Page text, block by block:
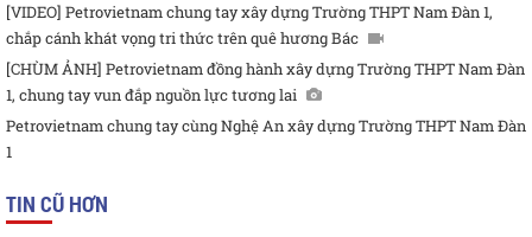
[VIDEO] Petrovietnam chung tay xây dựng Trường THPT Nam Đàn 1,
chắp cánh khát vọng tri thức trên quê hương Bác
[CHÙM ẢNH] Petrovietnam đồng hành xây dựng Trường THPT Nam Đàn
1, chung tay vun đắp nguồn lực tương lai
Petrovietnam chung tay cùng Nghệ An xây dựng Trường THPT Nam Đàn
1
TIN CŨ HƠN